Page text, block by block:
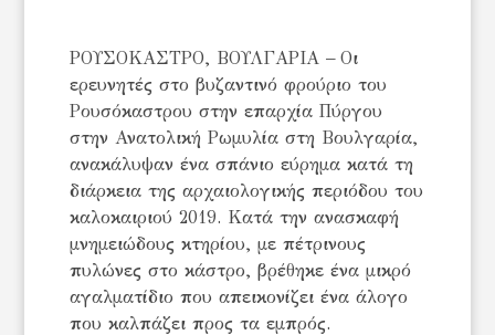
ΡΟΥΣΟΚΑΣΤΡΟ, ΒΟΥΛΓΑΡΙΑ – Οι
ερευνητές στο βυζαντινό φρούριο του
Ρουσόκαστρου στην επαρχία Πύργου
στην Ανατολική Ρωμυλία στη Βουλγαρία,
ανακάλυψαν ένα σπάνιο εύρημα κατά τη
διάρκεια της αρχαιολογικής περιόδου του
καλοκαιριού 2019. Κατά την ανασκαφή
μνημειώδους κτηρίου, με πέτρινους
πυλώνες στο κάστρο, βρέθηκε ένα μικρό
αγαλματίδιο που απεικονίζει ένα άλογο
που καλπάζει προς τα εμπρός.